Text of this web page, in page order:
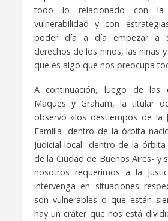
todo lo relacionado con
vulnerabilidad y con
poder día a día empezar a
derechos de los niños, las niñas
que es algo que nos preocupa
A continuación, luego de las
Maques y Graham, la titular
observó «los destiempos de la
Familia -dentro de la órbita
Judicial local -dentro de la
de la Ciudad de Buenos Aires- y
nosotros requerimos a la
intervenga en situaciones
son vulnerables o que están
hay un cráter que nos está